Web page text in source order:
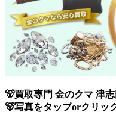
🐻買取專門 金のクマ 津
🐻写真をタップorクリッ